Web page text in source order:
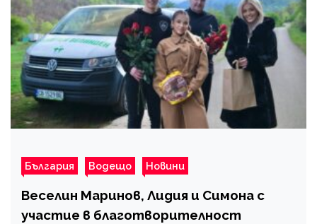
България Водещо Новини
Веселин Маринов, Лидия и Симона с
участие в благотворителност